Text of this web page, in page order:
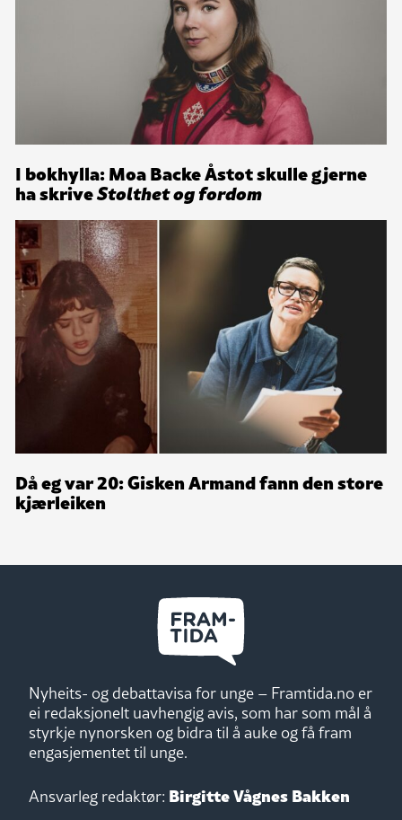
I bokhylla: Moa Backe Åstot skulle gjerne
ha skriveStolthet og fordom
Då eg var 20: Gisken Armand fann den store
kjærleiken
Nyheits- og debattavisa for unge – Framtida.no er
ei redaksjonelt uavhengig avis, som har som mål å
styrkje nynorsken og bidra til å auke og få fram
engasjementet til unge.
Ansvarleg redaktør: Birgitte Vågnes Bakken